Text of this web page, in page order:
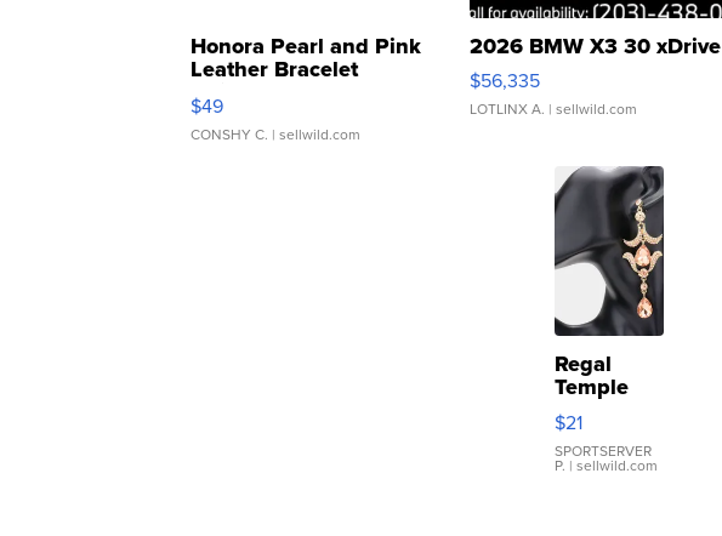
Honora Pearl and Pink
Leather Bracelet
Adjustable Buckle Clo...
$49
CONSHY C. | sellwild.com
2026 BMW X3 30 xDrive
$56,335
LOTLINX A. | sellwild.com
Regal
Temple
Droplet
Earrings
$21
SPORTSERVER
P. | sellwild.com